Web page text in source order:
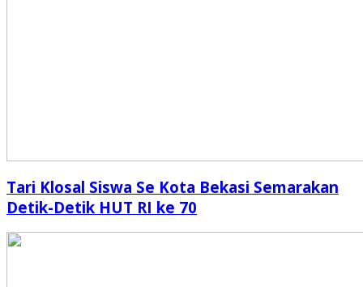
Tari Klosal Siswa Se Kota Bekasi Semarakan
Detik-Detik HUT RI ke 70